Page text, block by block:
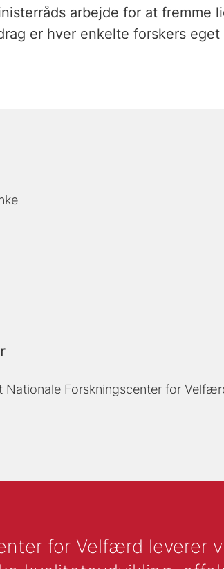
arbejde for at fremme
er hver enkelte forskers eget
Nationale Forskningscenter for
for Velfærd leverer